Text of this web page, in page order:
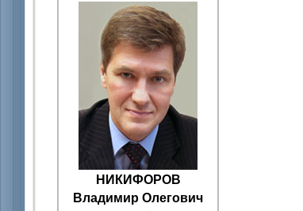
НИКИФОРОВ
Владимир Олегович